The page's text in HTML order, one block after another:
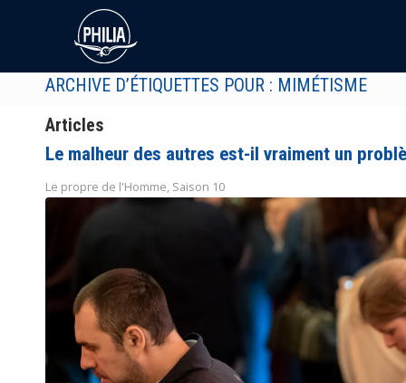
ARCHIVE D’ÉTIQUETTES POUR : MIMÉTISME
Articles
Le malheur des autres est-il vraiment un
Le propre de l'Homme, Saison 10